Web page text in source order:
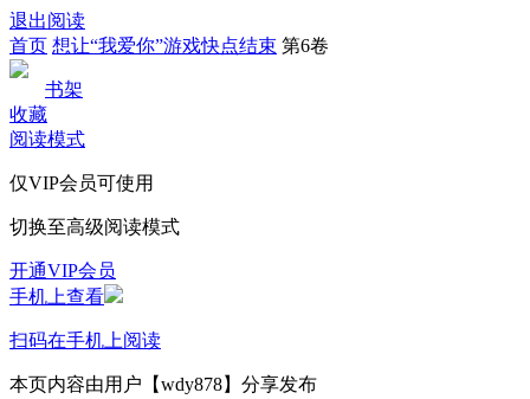
退出阅读
首页 想让“我爱你”游戏快点结束 第6卷
书架
收藏
阅读模式
仅VIP会员可使用
切换至高级阅读模式
开通VIP会员
手机上查看
扫码在手机上阅读
本页内容由用户【wdy878】分享发布